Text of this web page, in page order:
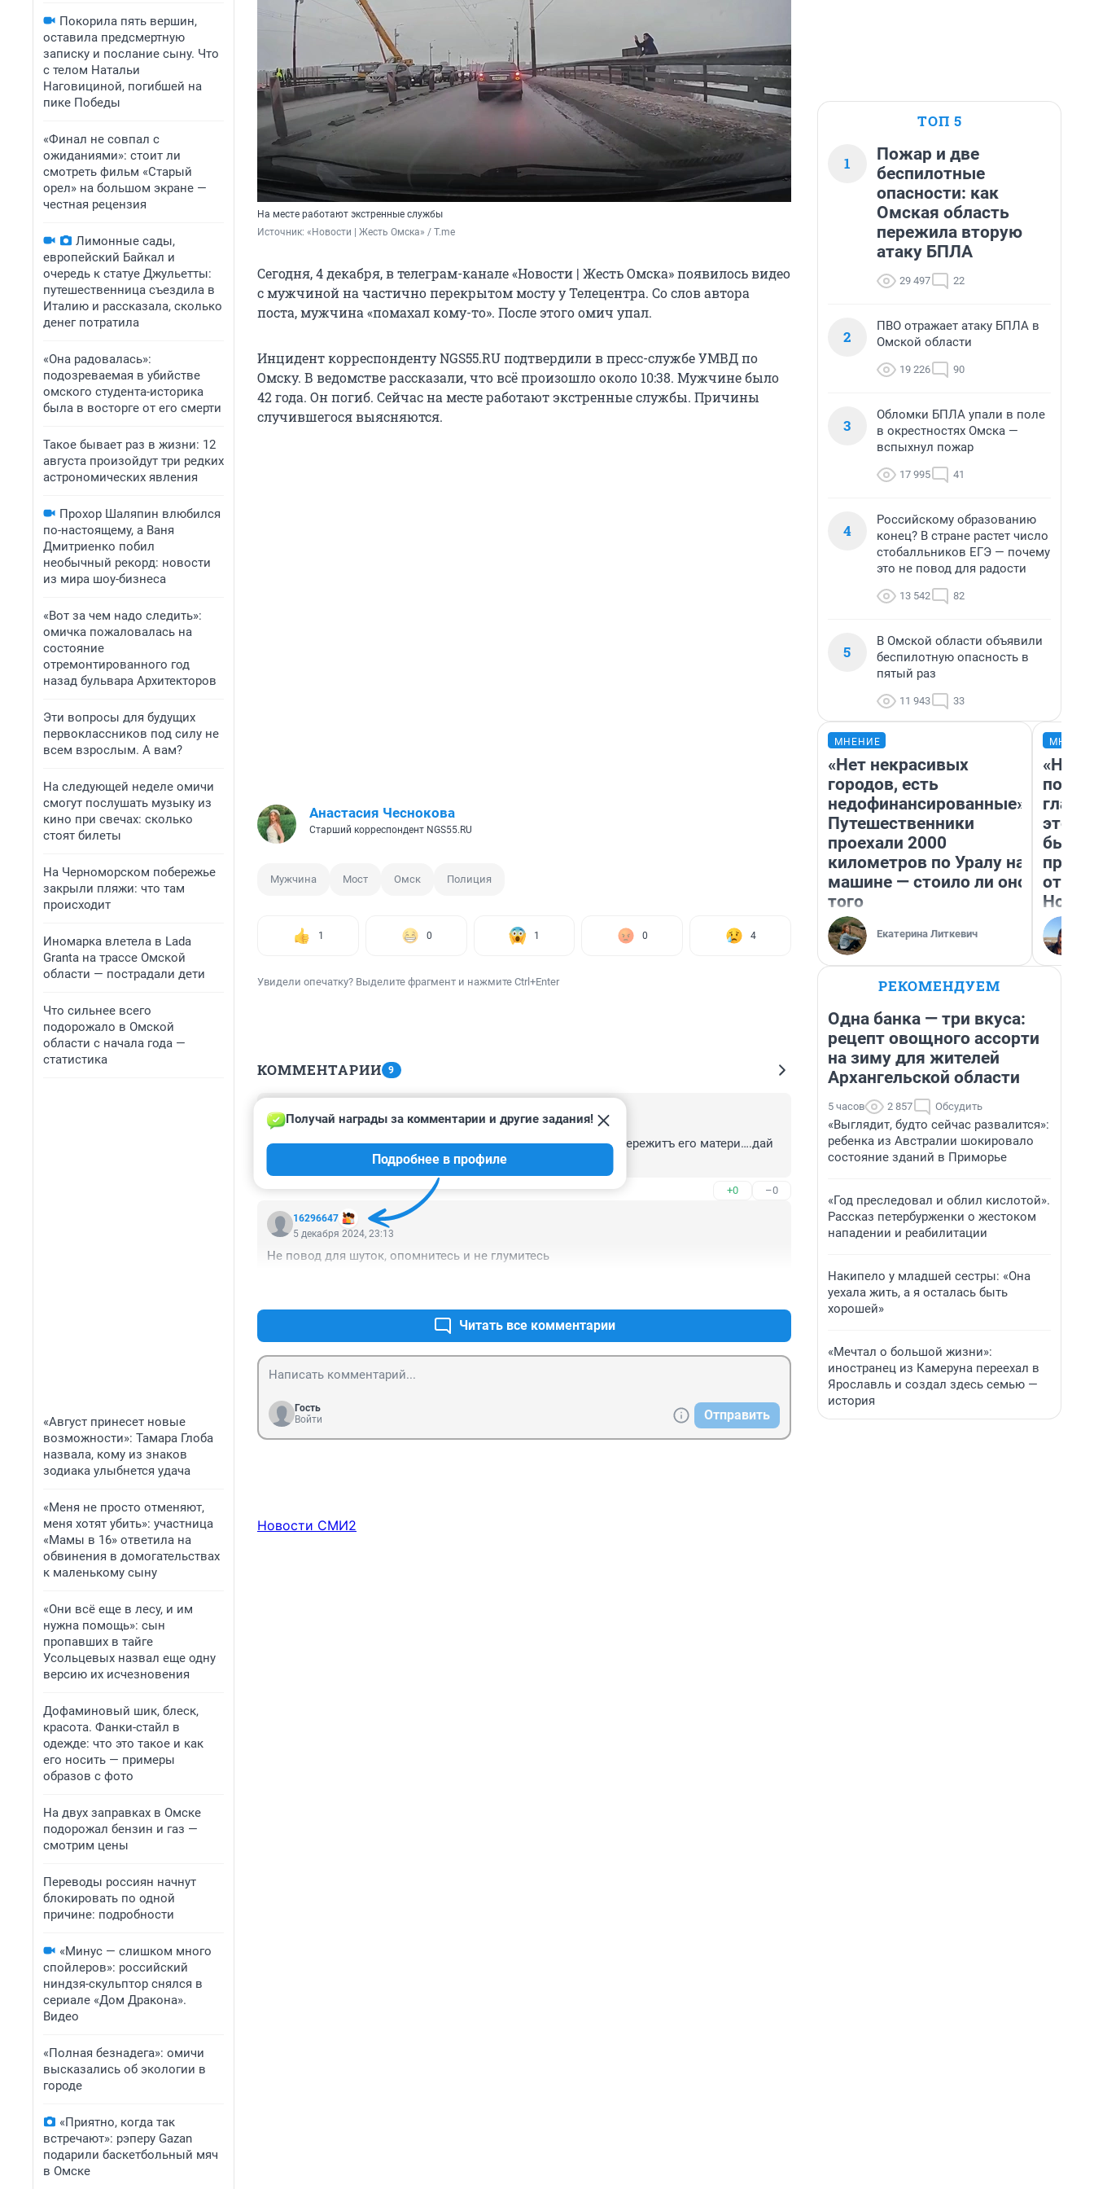
Покорила пять вершин,
оставила предсмертную
записку и послание сыну. Что
с телом Натальи
Наговициной, погибшей на
пике Победы
«Финал не совпал с
ожиданиями»: стоит ли
смотреть фильм «Старый
орел» на большом экране —
честная рецензия
Лимонные сады,
европейский Байкал и
очередь к статуе Джульетты:
путешественница съездила в
Италию и рассказала, сколько
денег потратила
«Она радовалась»:
подозреваемая в убийстве
омского студента-историка
была в восторге от его смерти
Такое бывает раз в жизни: 12
августа произойдут три редких
астрономических явления
Прохор Шаляпин влюбился
по-настоящему, а Ваня
Дмитриенко побил
необычный рекорд: новости
из мира шоу-бизнеса
«Вот за чем надо следить»:
омичка пожаловалась на
состояние
отремонтированного год
назад бульвара Архитекторов
Эти вопросы для будущих
первоклассников под силу не
всем взрослым. А вам?
На следующей неделе омичи
смогут послушать музыку из
кино при свечах: сколько
стоят билеты
На Черноморском побережье
закрыли пляжи: что там
происходит
Иномарка влетела в Lada
Granta на трассе Омской
области — пострадали дети
Что сильнее всего
подорожало в Омской
области с начала года —
статистика
«Август принесет новые
возможности»: Тамара Глоба
назвала, кому из знаков
зодиака улыбнется удача
«Меня не просто отменяют,
меня хотят убить»: участница
«Мамы в 16» ответила на
обвинения в домогательствах
к маленькому сыну
«Они всё еще в лесу, и им
нужна помощь»: сын
пропавших в тайге
Усольцевых назвал еще одну
версию их исчезновения
Дофаминовый шик, блеск,
красота. Фанки-стайл в
одежде: что это такое и как
его носить — примеры
образов с фото
На двух заправках в Омске
подорожал бензин и газ —
смотрим цены
Переводы россиян начнут
блокировать по одной
причине: подробности
«Минус — слишком много
спойлеров»: российский
ниндзя-скульптор снялся в
сериале «Дом Дракона».
Видео
«Полная безнадега»: омичи
высказались об экологии в
городе
«Приятно, когда так
встречают»: рэперу Gazan
подарили баскетбольный мяч
в Омске
На месте работают экстренные службы
Источник: «Новости | Жесть Омска» / T.me
Сегодня, 4 декабря, в телеграм-канале «Новости | Жесть Омска» появилось видео
с мужчиной на частично перекрытом мосту у Телецентра. Со слов автора
поста, мужчина «помахал кому-то». После этого омич упал.
Инцидент корреспонденту NGS55.RU подтвердили в пресс-службе УМВД по
Омску. В ведомстве рассказали, что всё произошло около 10:38. Мужчине было
42 года. Он погиб. Сейчас на месте работают экстренные службы. Причины
случившегося выясняются.
Анастасия Чеснокова
Старший корреспондент NGS55.RU
Мужчина Мост Омск Полиция
1 0 1 0 4
Увидели опечатку? Выделите фрагмент и нажмите Ctrl+Enter
КОММЕНТАРИИ 9
10 декабря 2024, 19:30
Молодой человек покончил жизнъ самоубийством, как это пережитъ его матери….дай
Бог ей всё это выдержатъ».
+0 –0
16296647
Получай награды за комментарии и другие задания!
Подробнее в профиле
5 декабря 2024, 23:13
Не повод для шуток, опомнитесь и не глумитесь
Читать все комментарии
Гость
Войти
Отправить
Новости СМИ2
ТОП 5
1
Пожар и две
беспилотные
опасности: как
Омская область
пережила вторую
атаку БПЛА
29 497 22
2
ПВО отражает атаку БПЛА в
Омской области
19 226 90
3
Обломки БПЛА упали в поле
в окрестностях Омска —
вспыхнул пожар
17 995 41
4
Российскому образованию
конец? В стране растет число
стобалльников ЕГЭ — почему
это не повод для радости
13 542 82
5
В Омской области объявили
беспилотную опасность в
пятый раз
11 943 33
МНЕНИЕ
«Нет некрасивых
городов, есть
недофинансированные».
Путешественники
проехали 2000
километров по Уралу на
машине — стоило ли оно
того
Екатерина Литкевич
этого
бьет
РЕКОМЕНДУЕМ
Одна банка — три вкуса:
рецепт овощного ассорти
на зиму для жителей
Архангельской области
5 часов 2 857 Обсудить
«Выглядит, будто сейчас развалится»:
ребенка из Австралии шокировало
состояние зданий в Приморье
«Год преследовал и облил кислотой».
Рассказ петербурженки о жестоком
нападении и реабилитации
Накипело у младшей сестры: «Она
уехала жить, а я осталась быть
хорошей»
«Мечтал о большой жизни»:
иностранец из Камеруна переехал в
Ярославль и создал здесь семью —
история